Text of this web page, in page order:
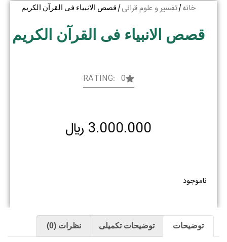
خانه/ تفسیر و علوم قرانی/ قصص الانبیاء فی القرآن الکریم
قصص الانبیاء فی القرآن الکریم
RATING: 0
3.000.000 ﷼
ناموجود
توضیحات توضیحات تکمیلی نظرات (0)